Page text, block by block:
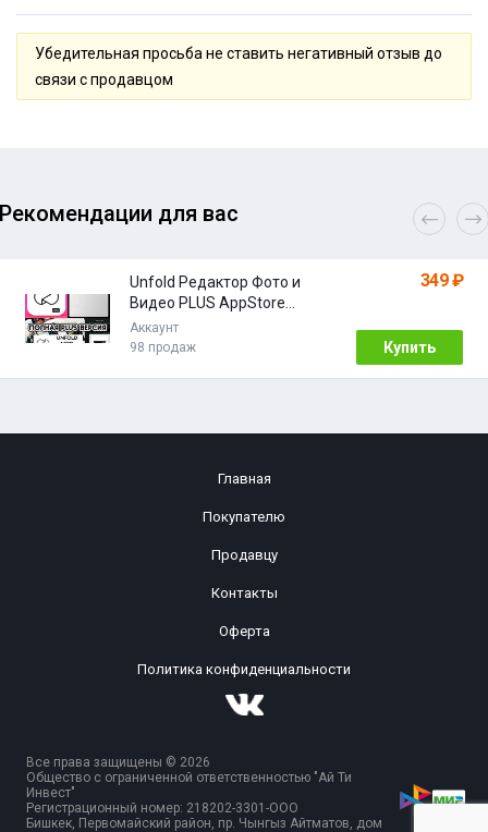
Убедительная просьба не ставить негативный отзыв до
связи с продавцом
Рекомендации для вас
Unfold Редактор Фото и
Видео PLUS AppStore
iPhone ios
Аккаунт
98 продаж
349 ₽
Купить
Главная
Покупателю
Продавцу
Контакты
Оферта
Политика конфиденциальности
Все права защищены © 2026
Общество с ограниченной ответственностью "Ай Ти
Инвест"
Регистрационный номер: 218202-3301-ООО
Бишкек, Первомайский район, пр. Чынгыз Айтматов, дом